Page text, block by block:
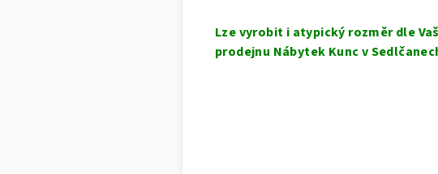
Lze vyrobit i atypický rozměr dle
prodejnu Nábytek Kunc v